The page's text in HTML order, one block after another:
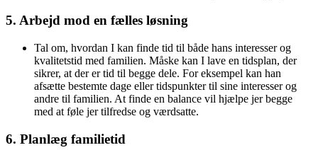
5. Arbejd mod en fælles løsning
Tal om, hvordan I kan finde tid til både hans interesser og
kvalitetstid med familien. Måske kan I lave en tidsplan, der
sikrer, at der er tid til begge dele. For eksempel kan han
afsætte bestemte dage eller tidspunkter til sine interesser og
andre til familien. At finde en balance vil hjælpe jer begge
med at føle jer tilfredse og værdsatte.
6. Planlæg familietid